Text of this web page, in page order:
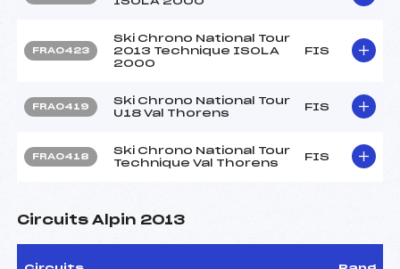
FRA0423
Ski Chrono National Tour
2013 Technique ISOLA
2000
FIS
FRA0419
Ski Chrono National Tour
U18 Val Thorens
FIS
FRA0418
Ski Chrono National Tour
Technique Val Thorens
FIS
Circuits Alpin 2013